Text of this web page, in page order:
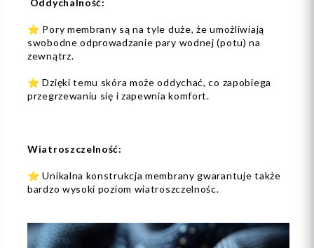
⭐ Pory membrany są na tyle duże, że umożliwiają
swobodne odprowadzanie pary wodnej (potu) na
zewnątrz.
⭐ Dzięki temu skóra może oddychać, co zapobiega
przegrzewaniu się i zapewnia komfort.
Wiatroszczelność:
⭐ Unikalna konstrukcja membrany gwarantuje także
bardzo wysoki poziom wiatroszczelnośc.